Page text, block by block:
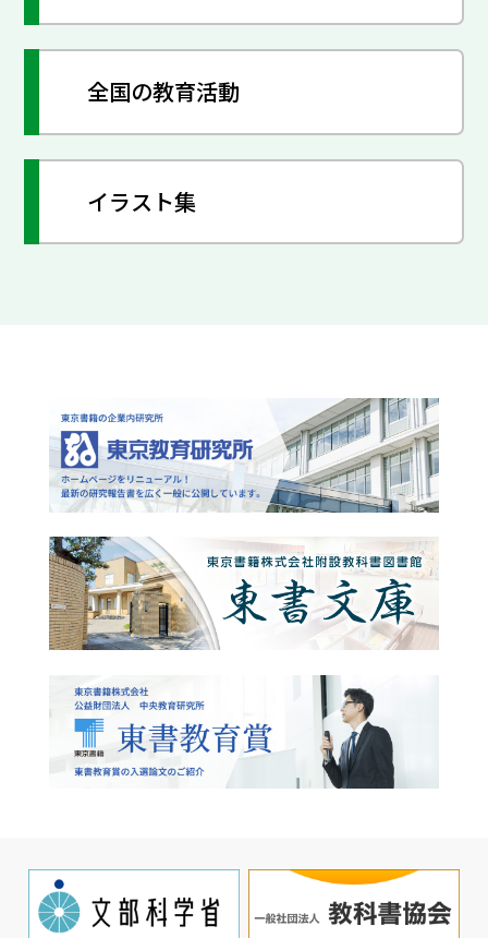
全国の教育活動
イラスト集